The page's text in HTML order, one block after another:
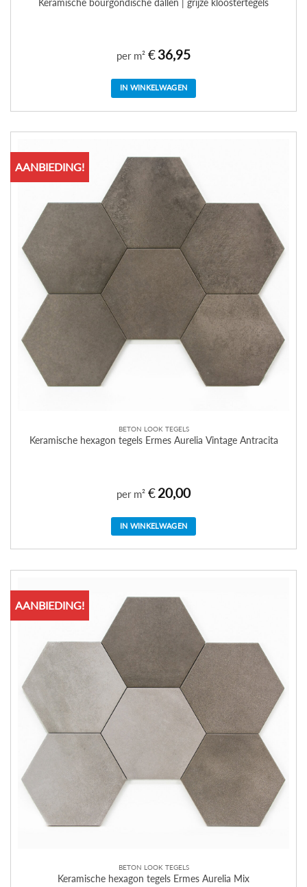
Keramische bourgondische dallen | grijze kloostertegels
per m² €36,95
IN WINKELWAGEN
AANBIEDING!
BETON LOOK TEGELS
Keramische hexagon tegels Ermes Aurelia Vintage Antracita
per m² €20,00
IN WINKELWAGEN
AANBIEDING!
BETON LOOK TEGELS
Keramische hexagon tegels Ermes Aurelia Mix